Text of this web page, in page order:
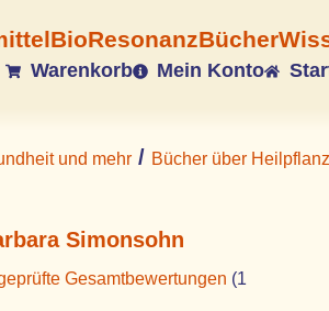
BioResonanzBücher
Warenkorb Mein Konto
und mehr / Bücher über
Simonsohn
Gesamtbewertungen (1